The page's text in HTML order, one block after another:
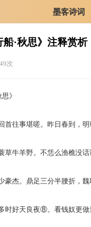
墨客诗词
·秋思》注释赏析
次
》
往事堪嗟。昨日春到，明
牛羊野。不恁么渔樵没
杰。鼎足三分半腰折，
时好天良夜⑧。看钱奴更